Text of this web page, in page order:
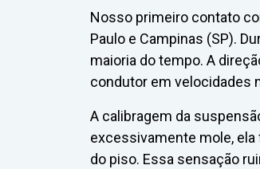
Nosso primeiro contato
Paulo e Campinas (SP).
maioria do tempo. A
condutor em velocidades
A calibragem da
excessivamente mole, ela
do piso. Essa sensação